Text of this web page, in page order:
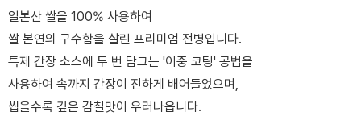
일본산 쌀을 100% 사용하여
쌀 본연의 구수함을 살린 프리미엄 전병입니다.
특제 간장 소스에 두 번 담그는 '이중 코팅' 공법을
사용하여 속까지 간장이 진하게 배어들었으며,
씹을수록 깊은 감칠맛이 우러나옵니다.